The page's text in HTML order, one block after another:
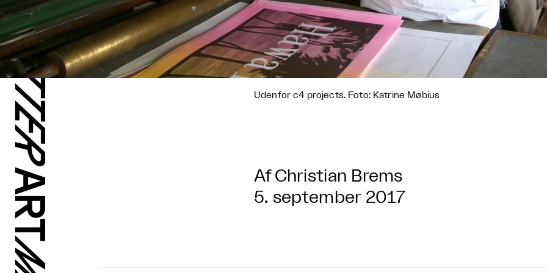
Udenfor c4 projects. Foto: Katrine Møbius
Af Christian Brems
5. september 2017